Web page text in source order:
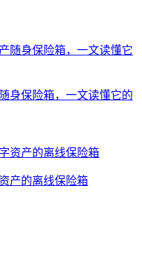
身保险箱，一文读懂它的
产的离线保险箱